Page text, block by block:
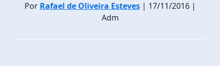
Por Rafael de Oliveira Esteves| 17/11/2016 |
Adm